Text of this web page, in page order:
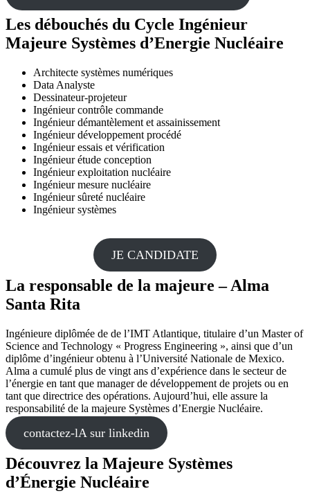
Les débouchés du Cycle Ingénieur
Majeure Systèmes d’Energie Nucléaire
Architecte systèmes numériques
Data Analyste
Dessinateur-projeteur
Ingénieur contrôle commande
Ingénieur démantèlement et assainissement
Ingénieur développement procédé
Ingénieur essais et vérification
Ingénieur étude conception
Ingénieur exploitation nucléaire
Ingénieur mesure nucléaire
Ingénieur sûreté nucléaire
Ingénieur systèmes
JE CANDIDATE
La responsable de la majeure – Alma
Santa Rita
Ingénieure diplômée de de l’IMT Atlantique, titulaire d’un Master of
Science and Technology « Progress Engineering », ainsi que d’un
diplôme d’ingénieur obtenu à l’Université Nationale de Mexico.
Alma a cumulé plus de vingt ans d’expérience dans le secteur de
l’énergie en tant que manager de développement de projets ou en
tant que directrice des opérations. Aujourd’hui, elle assure la
responsabilité de la majeure Systèmes d’Energie Nucléaire.
contactez-lA sur linkedin
Découvrez la Majeure Systèmes
d’Énergie Nucléaire